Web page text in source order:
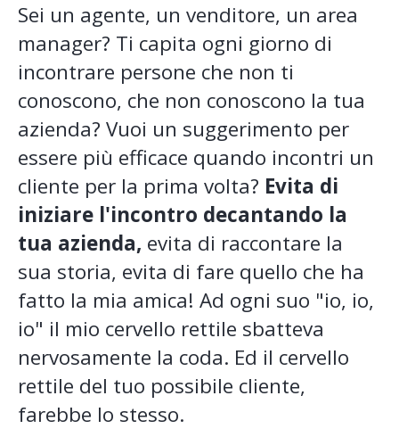
Sei un agente, un venditore, un area
manager? Ti capita ogni giorno di
incontrare persone che non ti
conoscono, che non conoscono la tua
azienda? Vuoi un suggerimento per
essere più efficace quando incontri un
cliente per la prima volta? Evita di
iniziare l'incontro decantando la
tua azienda, evita di raccontare la
sua storia, evita di fare quello che ha
fatto la mia amica! Ad ogni suo "io, io,
io" il mio cervello rettile sbatteva
nervosamente la coda. Ed il cervello
rettile del tuo possibile cliente,
farebbe lo stesso.